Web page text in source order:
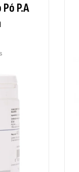
P.A